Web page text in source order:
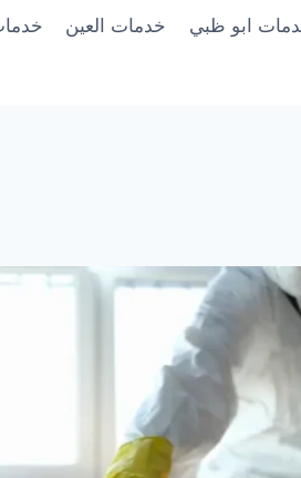
ابو ظبي خدمات العين